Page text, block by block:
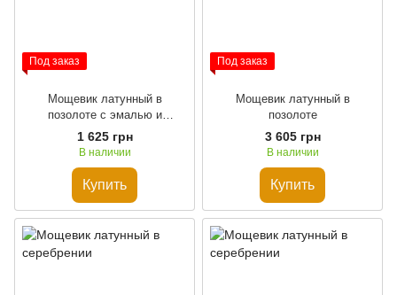
Под заказ
Мощевик латунный в
позолоте с эмалью и
вставками
1 625 грн
В наличии
Купить
Под заказ
Мощевик латунный в
позолоте
3 605 грн
В наличии
Купить